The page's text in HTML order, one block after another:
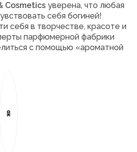
Cosmetics уверена, что любая
себя богиней!
себя в творчестве, красоте и
парфюмерной фабрики
с помощью «ароматной